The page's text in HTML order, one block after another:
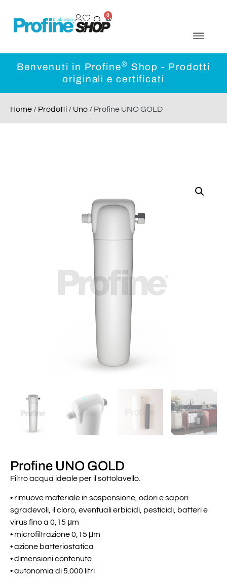
0
Benvenuti in Profine® Shop - Prodotti
originali e certificati
Home / Prodotti / Uno / Profine UNO GOLD
Profine UNO GOLD
Filtro acqua ideale per il sottolavello.
• rimuove materiale in sospensione, odori e sapori
sgradevoli, il cloro, eventuali erbicidi, pesticidi, batteri e
virus fino a 0,15 μm
• microfiltrazione 0,15 μm
• azione batteriostatica
• dimensioni contenute
• autonomia di 5.000 litri